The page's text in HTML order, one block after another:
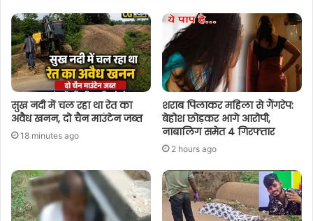
सुख नदी में चल रहा था रेत का
अवैध खनन, दो चैन माउंटेन जब्त
18 minutes ago
शराब पिलाकर महिला से गैंगरेप:
बेहोश छोड़कर भागे आरोपी,
नाबालिग समेत 4 गिरफ्तार
2 hours ago